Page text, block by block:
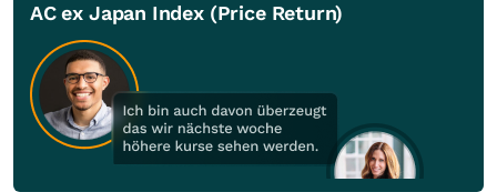
AC ex Japan Index (Price Return)